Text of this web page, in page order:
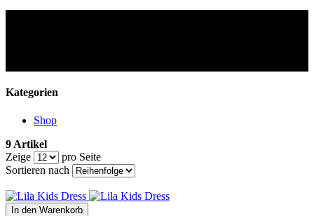
Kategorien
Shop
9 Artikel
Zeige
pro Seite
Sortieren nach
In den Warenkorb